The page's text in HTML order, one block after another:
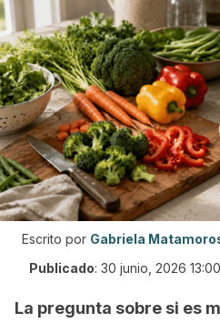
Escrito por Gabriela
Publicado: 30 junio, 2026 13:00
La pregunta sobre si es